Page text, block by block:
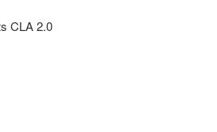
CLA 2.0